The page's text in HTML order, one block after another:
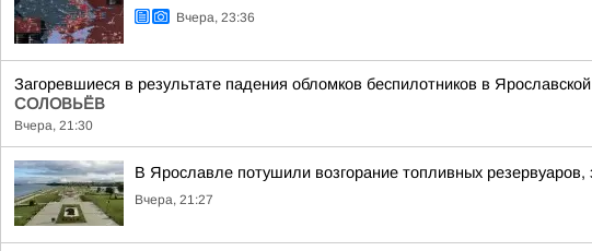
Вчера, 23:36
Загоревшиеся в результате падения обломков беспилотников в
СОЛОВЬЁВ
Вчера, 21:30
В Ярославле потушили возгорание топливных
Вчера, 21:27